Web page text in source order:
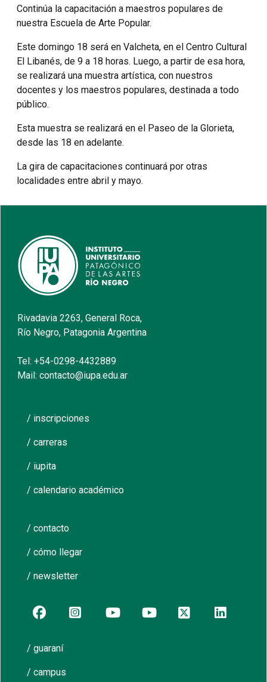
Continúa la capacitación a maestros populares de
nuestra Escuela de Arte Popular.
Este domingo 18 será en Valcheta, en el Centro Cultural
El Libanés, de 9 a 18 horas. Luego, a partir de esa hora,
se realizará una muestra artística, con nuestros
docentes y los maestros populares, destinada a todo
público.
Esta muestra se realizará en el Paseo de la Glorieta,
desde las 18 en adelante.
La gira de capacitaciones continuará por otras
localidades entre abril y mayo.
Rivadavia 2263, General Roca,
Río Negro, Patagonia Argentina
Tel: +54-0298-4432889
Mail: contacto@iupa.edu.ar
/ inscripciones
/ carreras
/ iupita
/ calendario académico
/ contacto
/ cómo llegar
/ newsletter
/ guaraní
/ campus